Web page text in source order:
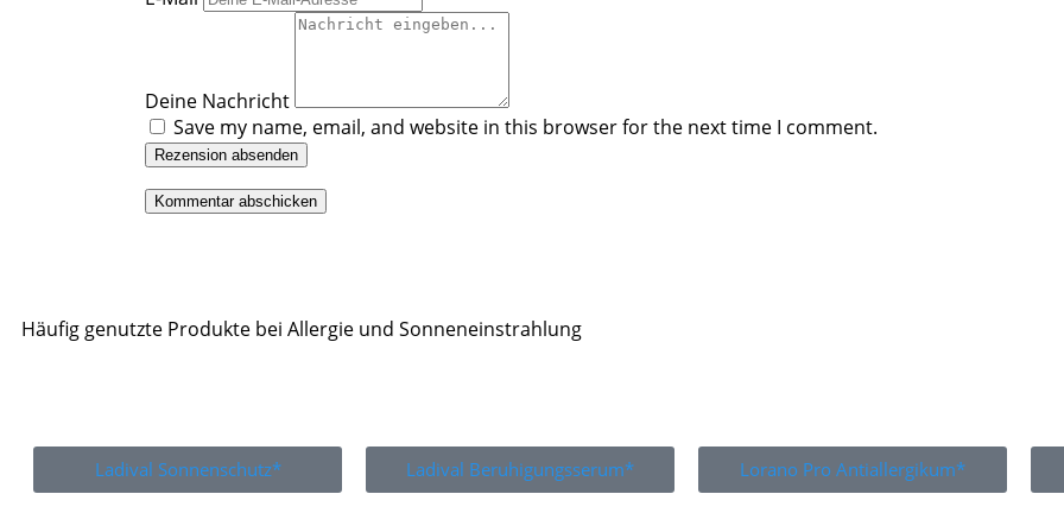
Deine Nachricht
Save my name, email, and website in this browser for the next time I comment.
Rezension absenden
Häufig genutzte Produkte bei Allergie und Sonneneinstrahlung
Ladival Sonnenschutz* Ladival Beruhigungsserum* Lorano Pro Antiallergikum*